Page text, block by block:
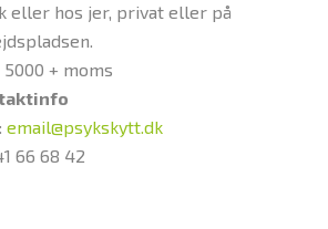
eller hos jer, privat eller på
5000 + moms
email@psykskytt.dk
66 68 42